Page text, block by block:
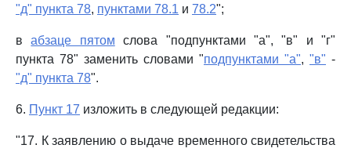
"д" пункта 78, пунктами 78.1 и 78.2";
вабзаце пятом слова "подпунктами "а", "в" и "г"
пункта 78" заменить словами "подпунктами "а", "в" -
"д" пункта 78".
6. Пункт 17 изложить в следующей редакции:
"17. К заявлению о выдаче временного свидетельства